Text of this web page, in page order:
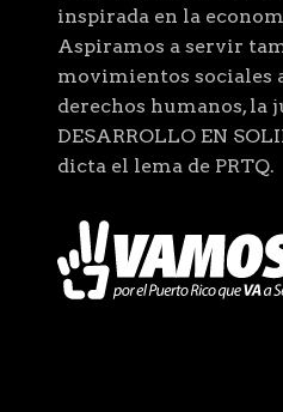
inspirada en la
Aspiramos a servir
movimientos sociales
derechos humanos, la
DESARROLLO EN
dicta el lema de PRTQ.